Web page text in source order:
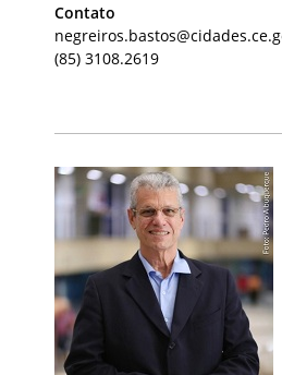
Contato
(85) 3108.2619